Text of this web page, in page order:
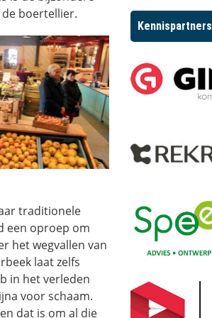
boertellier.
traditionele
een oproep om
het wegvallen van
laat zelfs
in het verleden
voor schaam.
dat is om al die
Kennispartners